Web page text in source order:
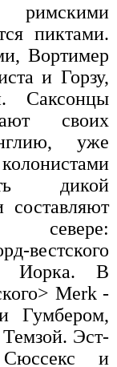
римскими
пиктами.
Вортимер
и Горзу,
Саксонцы
своих
уже
дикой
вестского
Иорка. В
Merk -
Гумбером,
Эст-
и